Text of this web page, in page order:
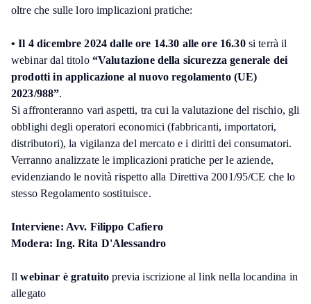
oltre che sulle loro implicazioni pratiche:
• Il 4 dicembre 2024 dalle ore 14.30 alle ore 16.30 si terrà il
webinar dal titolo“Valutazione della sicurezza generale dei
prodotti in applicazione al nuovo regolamento (UE)
2023/988”.
Si affronteranno vari aspetti, tra cui la valutazione del rischio, gli
obblighi degli operatori economici (fabbricanti, importatori,
distributori), la vigilanza del mercato e i diritti dei consumatori.
Verranno analizzate le implicazioni pratiche per le aziende,
evidenziando le novità rispetto alla Direttiva 2001/95/CE che lo
stesso Regolamento sostituisce.
Interviene: Avv. Filippo Cafiero
Modera: Ing. Rita D'Alessandro
Il webinar è gratuito previa iscrizione al link nella locandina in
allegato